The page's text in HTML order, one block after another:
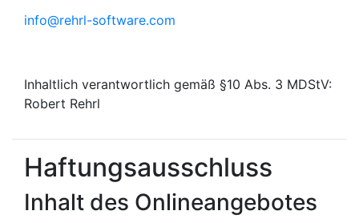
info@rehrl-software.com
Inhaltlich verantwortlich gemäß §10 Abs. 3 MDStV:
Robert Rehrl
Haftungsausschluss
Inhalt des Onlineangebotes